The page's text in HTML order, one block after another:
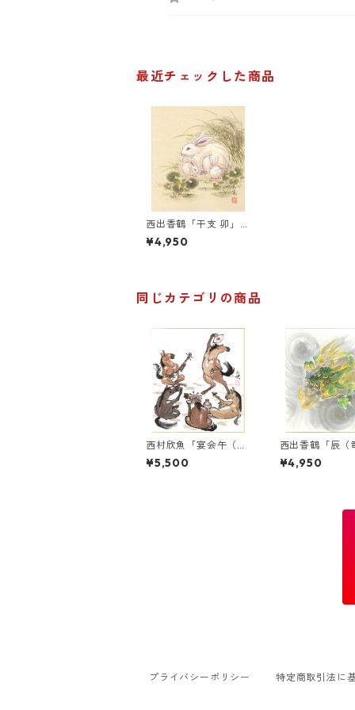
最近チェックした商品
西出香鶴「干支 卯」色
紙絵
¥4,950
同じカテゴリの商品
西村欣魚「宴会午（う
ま）」干支色紙絵
¥5,500
西出香鶴「辰（
龍）」干支色紙
¥4,950
プライバシーポリシー 特定商取引法に